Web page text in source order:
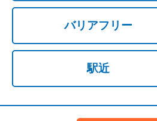
バリアフリー
駅近